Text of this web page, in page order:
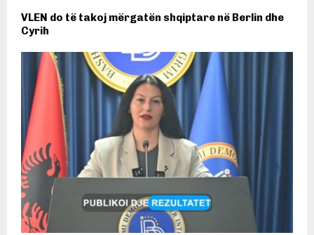
VLEN do të takoj mërgatën shqiptare në Berlin dhe
Cyrih